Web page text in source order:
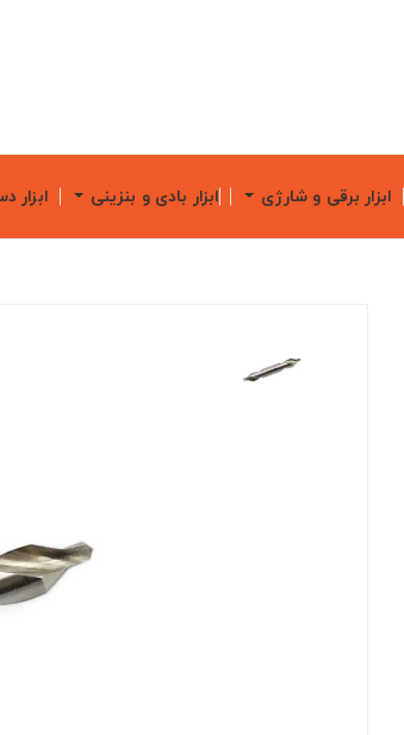
ابزار برقی و شارژی ابزار بادی و بنزینی ابزار